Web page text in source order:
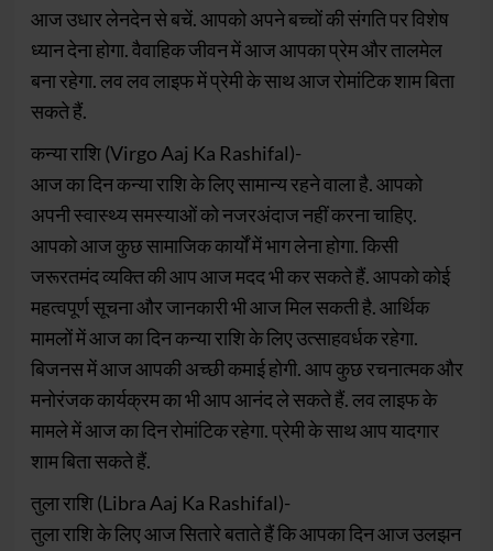
आज उधार लेनदेन से बचें. आपको अपने बच्चों की संगति पर विशेष
ध्यान देना होगा. वैवाहिक जीवन में आज आपका प्रेम और तालमेल
बना रहेगा. लव लव लाइफ में प्रेमी के साथ आज रोमांटिक शाम बिता
सकते हैं.
कन्या राशि (Virgo Aaj Ka Rashifal)-
आज का दिन कन्या राशि के लिए सामान्य रहने वाला है. आपको
अपनी स्वास्थ्य समस्याओं को नजरअंदाज नहीं करना चाहिए.
आपको आज कुछ सामाजिक कार्यों में भाग लेना होगा. किसी
जरूरतमंद व्यक्ति की आप आज मदद भी कर सकते हैं. आपको कोई
महत्वपूर्ण सूचना और जानकारी भी आज मिल सकती है. आर्थिक
मामलों में आज का दिन कन्या राशि के लिए उत्साहवर्धक रहेगा.
बिजनस में आज आपकी अच्छी कमाई होगी. आप कुछ रचनात्मक और
मनोरंजक कार्यक्रम का भी आप आनंद ले सकते हैं. लव लाइफ के
मामले में आज का दिन रोमांटिक रहेगा. प्रेमी के साथ आप यादगार
शाम बिता सकते हैं.
तुला राशि (Libra Aaj Ka Rashifal)-
तुला राशि के लिए आज सितारे बताते हैं कि आपका दिन आज उलझन